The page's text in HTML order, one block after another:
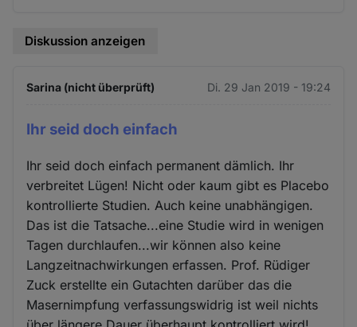
Diskussion anzeigen
Sarina (nicht überprüft) Di. 29 Jan 2019 - 19:24
Ihr seid doch einfach
Ihr seid doch einfach permanent dämlich. Ihr
verbreitet Lügen! Nicht oder kaum gibt es Placebo
kontrollierte Studien. Auch keine unabhängigen.
Das ist die Tatsache...eine Studie wird in wenigen
Tagen durchlaufen...wir können also keine
Langzeitnachwirkungen erfassen. Prof. Rüdiger
Zuck erstellte ein Gutachten darüber das die
Masernimpfung verfassungswidrig ist weil nichts